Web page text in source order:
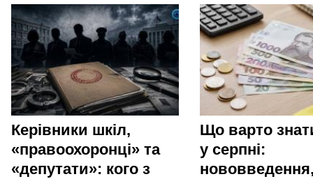
Керівники шкіл,
«правоохоронці» та
«депутати»: кого з
Що варто
у серпні: